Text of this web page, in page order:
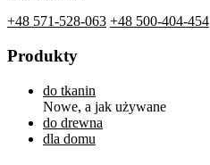
+48 571-528-063 +48 500-404-454
Produkty
do tkanin
Nowe, a jak używane
do drewna
dla domu